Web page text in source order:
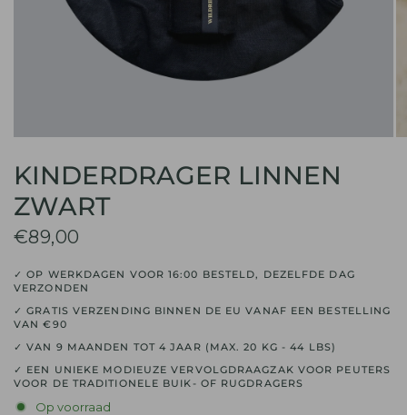
KINDERDRAGER LINNEN
ZWART
€89,00
✓ OP WERKDAGEN VOOR 16:00 BESTELD, DEZELFDE DAG
VERZONDEN
✓ GRATIS VERZENDING BINNEN DE EU VANAF EEN BESTELLING
VAN €90
✓ VAN 9 MAANDEN TOT 4 JAAR (MAX. 20 KG - 44 LBS)
✓ EEN UNIEKE MODIEUZE VERVOLGDRAAGZAK VOOR PEUTERS
VOOR DE TRADITIONELE BUIK- OF RUGDRAGERS
Op voorraad